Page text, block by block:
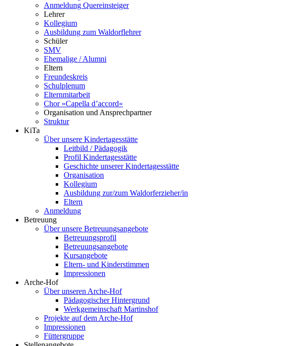
Anmeldung Quereinsteiger
Lehrer
Kollegium
Ausbildung zum Waldorflehrer
Schüler
SMV
Ehemalige / Alumni
Eltern
Freundeskreis
Schulplenum
Elternmitarbeit
Chor »Capella d’accord«
Organisation und Ansprechpartner
Struktur
KiTa
Über unsere Kindertagesstätte
Leitbild / Pädagogik
Profil Kindertagesstätte
Geschichte unserer Kindertagesstätte
Organisation
Kollegium
Ausbildung zur/zum Waldorferzieher/in
Eltern
Anmeldung
Betreuung
Über unsere Betreuungsangebote
Betreuungsprofil
Betreuungsangebote
Kursangebote
Eltern- und Kinderstimmen
Impressionen
Arche-Hof
Über unseren Arche-Hof
Pädagogischer Hintergrund
Werkgemeinschaft Martinshof
Projekte auf dem Arche-Hof
Impressionen
Füttergruppe